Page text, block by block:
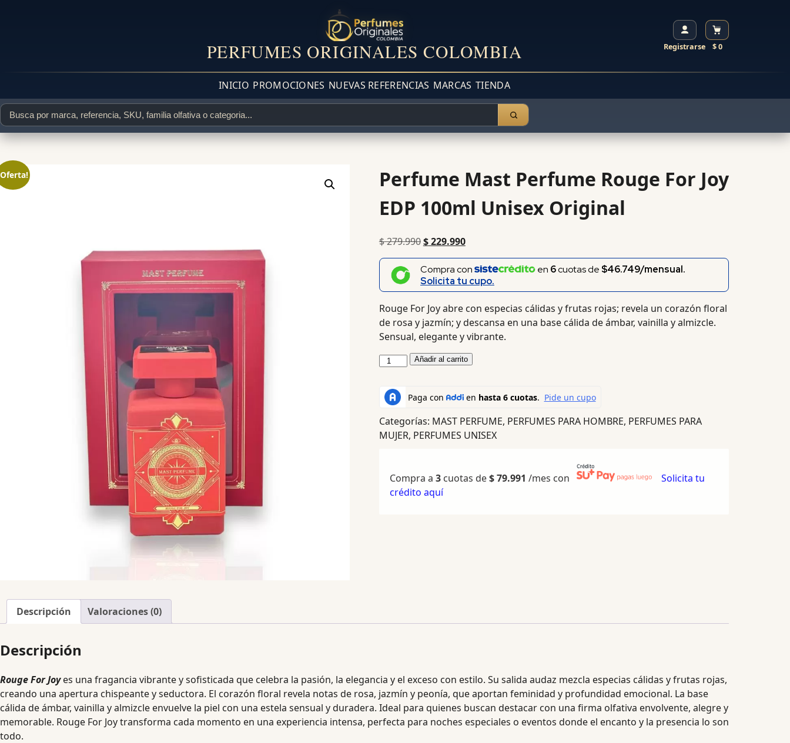
PERFUMES ORIGINALES COLOMBIA Registrarse $ 0
INICIO PROMOCIONES NUEVAS REFERENCIAS MARCAS TIENDA
Perfume Mast Perfume Rouge For Joy
EDP 100ml Unisex Original
$279.990$229.990
Compra con en 6cuotas de $46.749/mensual.
Solicita tu cupo.
Rouge For Joy abre con especias cálidas y frutas rojas; revela un corazón floral
de rosa y jazmín; y descansa en una base cálida de ámbar, vainilla y almizcle.
Sensual, elegante y vibrante.
Añadir al carrito
Categorías: MAST PERFUME, PERFUMES PARA HOMBRE, PERFUMES PARA
MUJER, PERFUMES UNISEX
Compra a 3cuotas de$79.991 /mes con
Solicita tu
crédito aquí
Descripción Valoraciones (0)
Descripción
Rouge For Joyes una fragancia vibrante y sofisticada que celebra la pasión, la elegancia y el exceso con estilo. Su salida audaz mezcla especias cálidas y frutas rojas,
creando una apertura chispeante y seductora. El corazón floral revela notas de rosa, jazmín y peonía, que aportan feminidad y profundidad emocional. La base
cálida de ámbar, vainilla y almizcle envuelve la piel con una estela sensual y duradera. Ideal para quienes buscan destacar con una firma olfativa envolvente, alegre y
memorable. Rouge For Joy transforma cada momento en una experiencia intensa, perfecta para noches especiales o eventos donde el encanto y la presencia lo son
todo.